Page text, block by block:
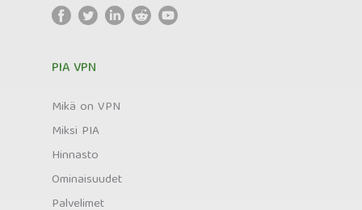
PIA VPN
Mikä on VPN
Miksi PIA
Hinnasto
Ominaisuudet
Palvelimet